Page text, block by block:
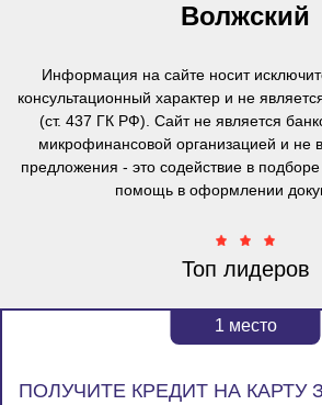
Волжский
Информация на сайте носит
консультационный характер и не
(ст. 437 ГК РФ). Сайт не является
микрофинансовой организацией и не
предложения - это содействие в
помощь в оформлении
Топ лидеров
1 место
ПОЛУЧИТЕ КРЕДИТ НА КАРТУ